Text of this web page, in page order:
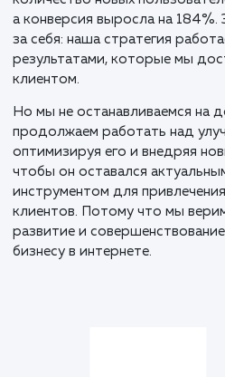
счет расширения
ключевых слов в текстах.
В процессе работы мы
помогло привлечь
повысить его конверсию.
Кроме того, мы добавили
удовлетворить
и обеспечить их удобство
крепежа.